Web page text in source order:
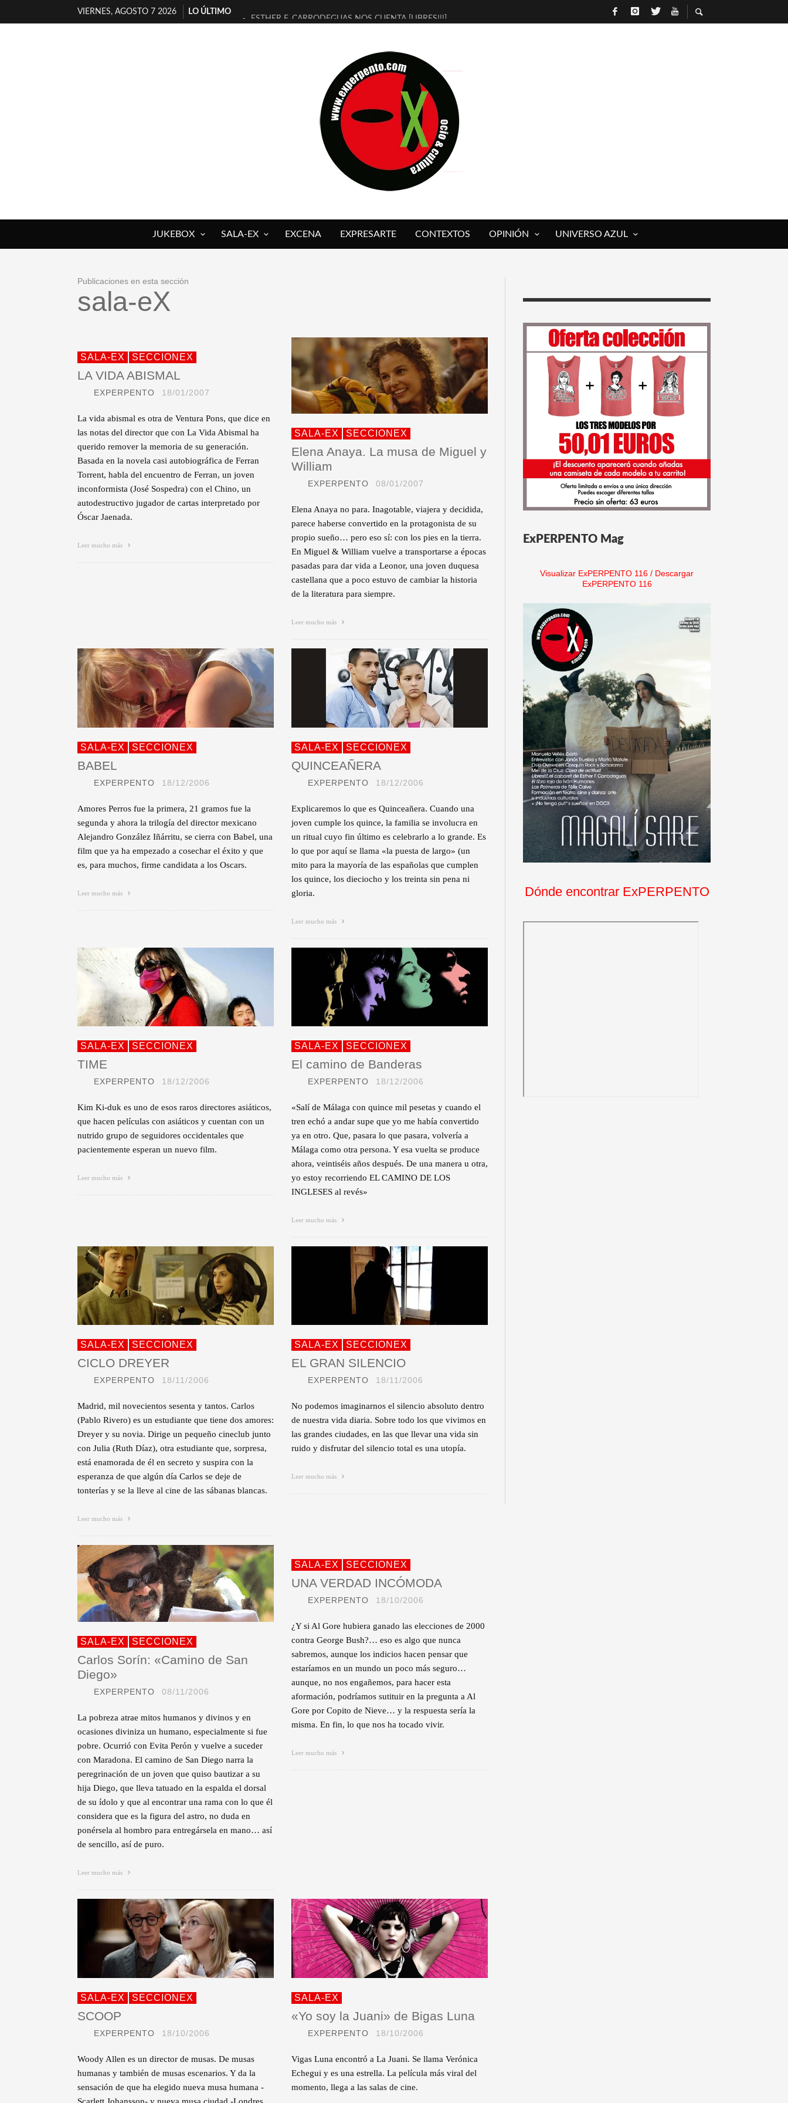
VIERNES, AGOSTO 7 2026
LO ÚLTIMO
ESTHER F. CARRODEGUAS NOS CUENTA [LIBRES!!!]
[ELECTRA JONDA] DE JUAN GUERRERO ZAMORA
TIMBRE 4, LA ESCUELA DEL DIRECTOR TEATRAL CLAUDIO TOLCACHIR
30 AÑOS (NO ES NADA) DE LA KATARSIS DEL TOMATAZO
MILITARES JUDÍAS EN #EXVITA
D’BALDOMEROS REINVENTAN [BITÁCORA 3.0] EN EXVITA
MARSHALL FLASH PRESENTA EN EXVITA [RELATIVA SENCILLEZ]
JOFRE BARDAGÍ EN EXVITA INTERPRETANDO A SERRAT
JUKEBOX SALA-EX EXCENA EXPRESARTE CONTEXTOS OPINIÓN UNIVERSO AZUL
Publicaciones en esta sección
sala-eX
SALA-EX SECCIONEX
LA VIDA ABISMAL
EXPERPENTO 18/01/2007
La vida abismal es otra de Ventura Pons, que dice en
las notas del director que con La Vida Abismal ha
querido remover la memoria de su generación.
Basada en la novela casi autobiográfica de Ferran
Torrent, habla del encuentro de Ferran, un joven
inconformista (José Sospedra) con el Chino, un
autodestructivo jugador de cartas interpretado por
Óscar Jaenada.
Leer mucho más
SALA-EX SECCIONEX
Elena Anaya. La musa de Miguel y
William
EXPERPENTO 08/01/2007
Elena Anaya no para. Inagotable, viajera y decidida,
parece haberse convertido en la protagonista de su
propio sueño… pero eso sí: con los pies en la tierra.
En Miguel & William vuelve a transportarse a épocas
pasadas para dar vida a Leonor, una joven duquesa
castellana que a poco estuvo de cambiar la historia
de la literatura para siempre.
Leer mucho más
SALA-EX SECCIONEX
BABEL
EXPERPENTO 18/12/2006
Amores Perros fue la primera, 21 gramos fue la
segunda y ahora la trilogía del director mexicano
Alejandro González Iñárritu, se cierra con Babel, una
film que ya ha empezado a cosechar el éxito y que
es, para muchos, firme candidata a los Oscars.
Leer mucho más
SALA-EX SECCIONEX
QUINCEAÑERA
EXPERPENTO 18/12/2006
Explicaremos lo que es Quinceañera. Cuando una
joven cumple los quince, la familia se involucra en
un ritual cuyo fin último es celebrarlo a lo grande. Es
lo que por aquí se llama «la puesta de largo» (un
mito para la mayoría de las españolas que cumplen
los quince, los dieciocho y los treinta sin pena ni
gloria.
Leer mucho más
SALA-EX SECCIONEX
TIME
EXPERPENTO 18/12/2006
Kim Ki-duk es uno de esos raros directores asiáticos,
que hacen películas con asiáticos y cuentan con un
nutrido grupo de seguidores occidentales que
pacientemente esperan un nuevo film.
Leer mucho más
SALA-EX SECCIONEX
El camino de Banderas
EXPERPENTO 18/12/2006
«Salí de Málaga con quince mil pesetas y cuando el
tren echó a andar supe que yo me había convertido
ya en otro. Que, pasara lo que pasara, volvería a
Málaga como otra persona. Y esa vuelta se produce
ahora, veintiséis años después. De una manera u otra,
yo estoy recorriendo EL CAMINO DE LOS
INGLESES al revés»
Leer mucho más
SALA-EX SECCIONEX
CICLO DREYER
EXPERPENTO 18/11/2006
Madrid, mil novecientos sesenta y tantos. Carlos
(Pablo Rivero) es un estudiante que tiene dos amores:
Dreyer y su novia. Dirige un pequeño cineclub junto
con Julia (Ruth Díaz), otra estudiante que, sorpresa,
está enamorada de él en secreto y suspira con la
esperanza de que algún día Carlos se deje de
tonterías y se la lleve al cine de las sábanas blancas.
Leer mucho más
SALA-EX SECCIONEX
EL GRAN SILENCIO
EXPERPENTO 18/11/2006
No podemos imaginarnos el silencio absoluto dentro
de nuestra vida diaria. Sobre todo los que vivimos en
las grandes ciudades, en las que llevar una vida sin
ruido y disfrutar del silencio total es una utopía.
Leer mucho más
SALA-EX SECCIONEX
Carlos Sorín: «Camino de San
Diego»
EXPERPENTO 08/11/2006
La pobreza atrae mitos humanos y divinos y en
ocasiones diviniza un humano, especialmente si fue
pobre. Ocurrió con Evita Perón y vuelve a suceder
con Maradona. El camino de San Diego narra la
peregrinación de un joven que quiso bautizar a su
hija Diego, que lleva tatuado en la espalda el dorsal
de su ídolo y que al encontrar una rama con lo que él
considera que es la figura del astro, no duda en
ponérsela al hombro para entregársela en mano… así
de sencillo, así de puro.
Leer mucho más
SALA-EX SECCIONEX
UNA VERDAD INCÓMODA
EXPERPENTO 18/10/2006
¿Y si Al Gore hubiera ganado las elecciones de 2000
contra George Bush?… eso es algo que nunca
sabremos, aunque los indicios hacen pensar que
estaríamos en un mundo un poco más seguro…
aunque, no nos engañemos, para hacer esta
aformación, podríamos sutituir en la pregunta a Al
Gore por Copito de Nieve… y la respuesta sería la
misma. En fin, lo que nos ha tocado vivir.
Leer mucho más
SALA-EX SECCIONEX
SCOOP
EXPERPENTO 18/10/2006
Woody Allen es un director de musas. De musas
humanas y también de musas escenarios. Y da la
sensación de que ha elegido nueva musa humana -
Scarlett Johansson- y nueva musa ciudad -Londres.
SALA-EX
«Yo soy la Juani» de Bigas Luna
EXPERPENTO 18/10/2006
Vigas Luna encontró a La Juani. Se llama Verónica
Echegui y es una estrella. La película más viral del
momento, llega a las salas de cine.
ExPERPENTO Mag
Visualizar ExPERPENTO 116 / Descargar
ExPERPENTO 116
Dónde encontrar ExPERPENTO